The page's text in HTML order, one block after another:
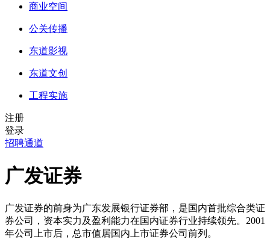
商业空间
公关传播
东道影视
东道文创
工程实施
注册
登录
招聘通道
广发证券
广发证券的前身为广东发展银行证券部，是国内首批综合类证
券公司，资本实力及盈利能力在国内证券行业持续领先。2001
年公司上市后，总市值居国内上市证券公司前列。